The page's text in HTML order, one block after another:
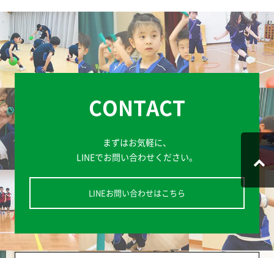
CONTACT
まずはお気軽に、
LINEでお問い合わせください。
LINEお問い合わせはこちら